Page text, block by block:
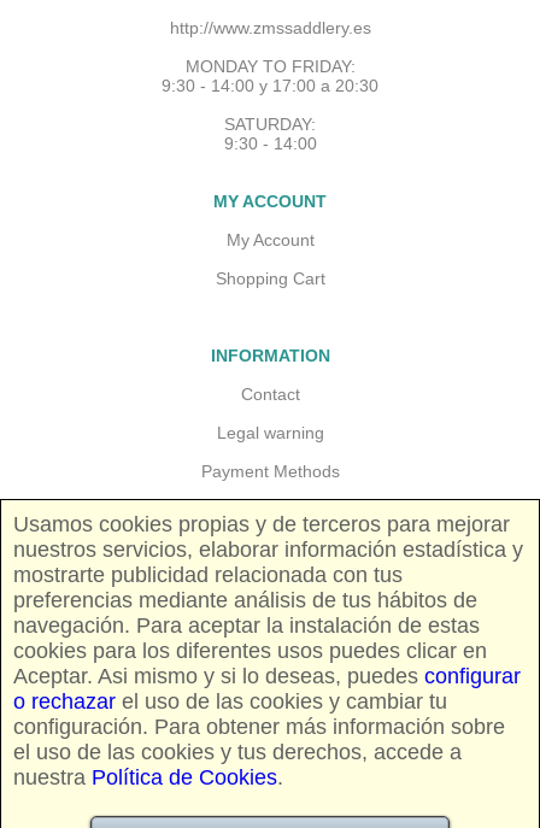
http://www.zmssaddlery.es
MONDAY TO FRIDAY:
9:30 - 14:00 y 17:00 a 20:30
SATURDAY:
9:30 - 14:00
MY ACCOUNT
My Account
Shopping Cart
INFORMATION
Contact
Legal warning
Payment Methods
Shipping costs
Pricing and availability
FOLLOW US
CREDIT CARDS AND PAYPAL
Usamos cookies propias y de terceros para mejorar
nuestros servicios, elaborar información estadística y
mostrarte publicidad relacionada con tus
preferencias mediante análisis de tus hábitos de
navegación. Para aceptar la instalación de estas
cookies para los diferentes usos puedes clicar en
Aceptar. Asi mismo y si lo deseas, puedes configurar
o rechazar el uso de las cookies y cambiar tu
configuración. Para obtener más información sobre
el uso de las cookies y tus derechos, accede a
nuestra Política de Cookies.